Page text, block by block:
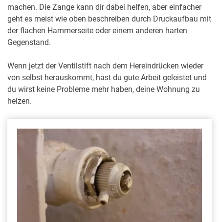
machen. Die Zange kann dir dabei helfen, aber einfacher
geht es meist wie oben beschreiben durch Druckaufbau mit
der flachen Hammerseite oder einem anderen harten
Gegenstand.
Wenn jetzt der Ventilstift nach dem Hereindrücken wieder
von selbst herauskommt, hast du gute Arbeit geleistet und
du wirst keine Probleme mehr haben, deine Wohnung zu
heizen.